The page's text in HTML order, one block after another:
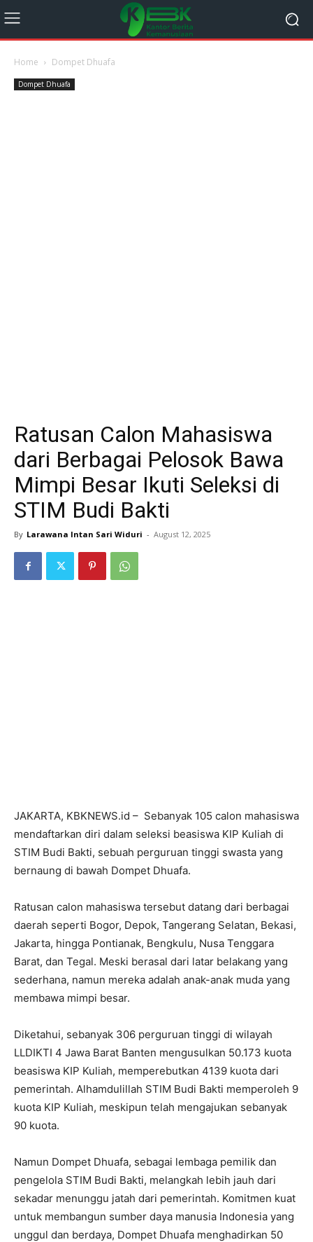
Home Dompet Dhuafa
Dompet Dhuafa
Ratusan Calon Mahasiswa
dari Berbagai Pelosok Bawa
Mimpi Besar Ikuti Seleksi di
STIM Budi Bakti
By Larawana Intan Sari Widuri - August 12, 2025
JAKARTA, KBKNEWS.id – Sebanyak 105 calon mahasiswa
mendaftarkan diri dalam seleksi beasiswa KIP Kuliah di
STIM Budi Bakti, sebuah perguruan tinggi swasta yang
bernaung di bawah Dompet Dhuafa.
Ratusan calon mahasiswa tersebut datang dari berbagai
daerah seperti Bogor, Depok, Tangerang Selatan, Bekasi,
Jakarta, hingga Pontianak, Bengkulu, Nusa Tenggara
Barat, dan Tegal. Meski berasal dari latar belakang yang
sederhana, namun mereka adalah anak-anak muda yang
membawa mimpi besar.
Diketahui, sebanyak 306 perguruan tinggi di wilayah
LLDIKTI 4 Jawa Barat Banten mengusulkan 50.173 kuota
beasiswa KIP Kuliah, memperebutkan 4139 kuota dari
pemerintah. Alhamdulillah STIM Budi Bakti memperoleh 9
kuota KIP Kuliah, meskipun telah mengajukan sebanyak
90 kuota.
Namun Dompet Dhuafa, sebagai lembaga pemilik dan
pengelola STIM Budi Bakti, melangkah lebih jauh dari
sekadar menunggu jatah dari pemerintah. Komitmen kuat
untuk membangun sumber daya manusia Indonesia yang
unggul dan berdaya, Dompet Dhuafa menghadirkan 50